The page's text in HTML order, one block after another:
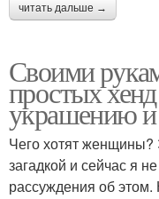
читать дальше →
Своими
простых
украшению и
Чего хотят женщины?
загадкой и сейчас я
рассуждения об этом.